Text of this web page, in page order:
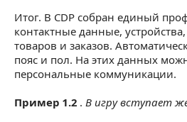
Итог. В CDP собран единый
контактные данные,
товаров и заказов.
пояс и пол. На этих данных
персональные коммуникации.
Пример 1.2 . В игру вступает